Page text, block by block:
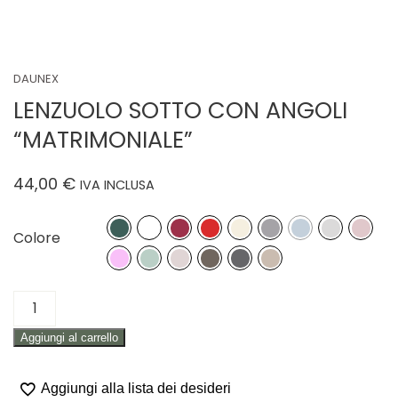
DAUNEX
LENZUOLO SOTTO CON ANGOLI
“MATRIMONIALE”
44,00 € IVA INCLUSA
Colore
LENZUOLO
CON
"MATRIMONIALE"
Aggiungi al carrello
Aggiungi alla lista dei desideri